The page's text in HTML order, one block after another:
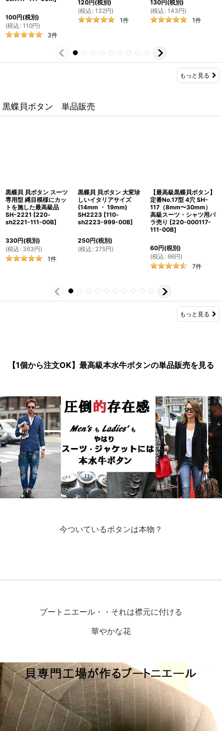
100円(税別)
(税込 : 110円)
3件
120円 (税別)
(税込 : 132円)
1件
130円 (税別)
(税込 : 143円)
1件
もっと見る
黒蝶貝ボタン 単品販売
黒蝶貝 貝ボタン スーツ
専用型 縄目模様にカッ
トを施した最高級品
SH-2221 [220-
sh2221-111-00B]
330円(税別)
(税込 : 363円)
1件
黒蝶貝 貝ボタン 大変珍
しいイタリアサイズ
(14mm ・ 19mm)
SH2223 [110-
sh2223-999-00B]
250円(税別)
(税込 : 275円)
【最高級黒蝶貝ボタン】
定番No.17型 4穴 SH-
117（8mm〜30mm）
高級スーツ・シャツ用バ
ラ売り [220-000117-
111-00B]
60円(税別)
(税込 : 66円)
7件
もっと見る
【1個から注文OK】最高級本水牛ボタンの単品販売を見る
今ついているボタンは本物？
ブートニエール・・それは襟元に付ける
華やかな花